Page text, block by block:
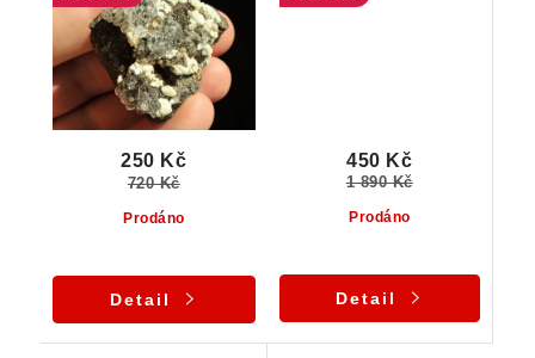
Prodáno
250 Kč
720 Kč
Detail
Prodáno
450 Kč
1 890 Kč
Detail